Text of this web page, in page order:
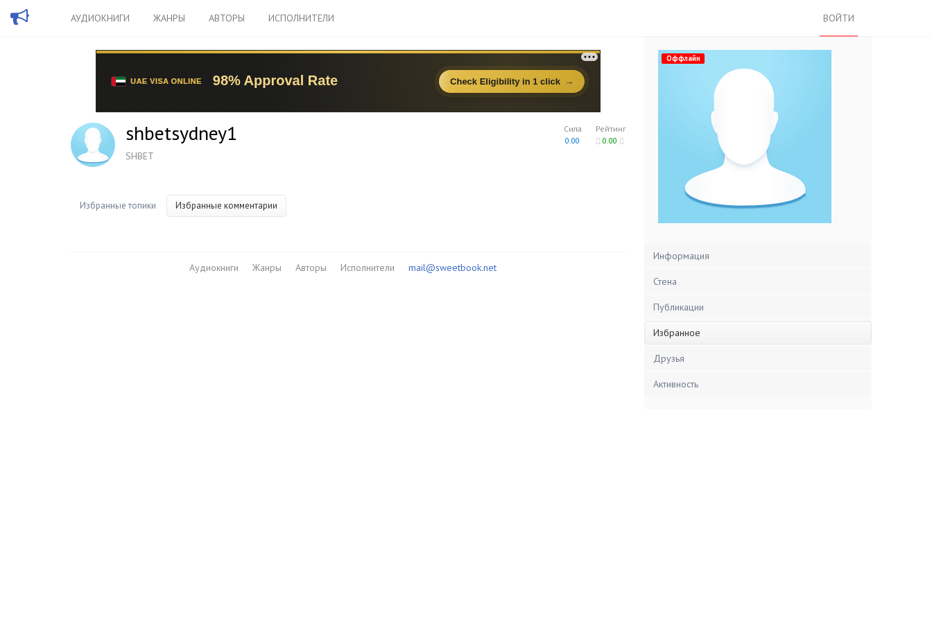
АУДИОКНИГИ ЖАНРЫ АВТОРЫ ИСПОЛНИТЕЛИ ВОЙТИ
Рейтинг
0.00
Сила
0.00
shbetsydney1
SHBET
Избранные топики Избранные комментарии
Аудиокниги Жанры Авторы Исполнители mail@sweetbook.net
Оффлайн
Информация
Стена
Публикации
Избранное
Друзья
Активность